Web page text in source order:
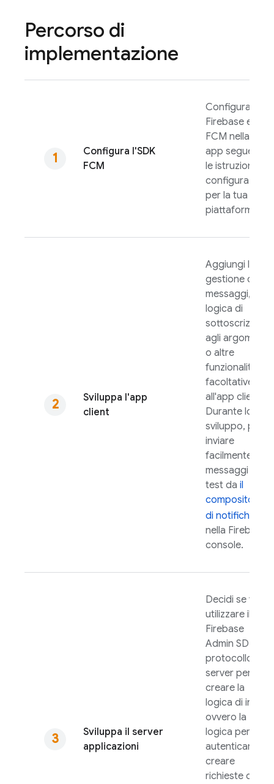
Percorso di
implementazione
Configura l'SDK
FCM
Configura
Firebase e
FCM nella tua
app seguendo
le istruzioni di
configurazione
per la tua
piattaforma.
Sviluppa l'app
client
Aggiungi la
gestione dei
messaggi, la
logica di
sottoscrizione
agli argomenti
o altre
funzionalità
facoltative
all'app client.
Durante lo
sviluppo, puoi
inviare
facilmente
messaggi di
test da il
compositore
di notifiche
nella Firebase
console.
Sviluppa il server
applicazioni
Decidi se vuoi
utilizzare il
Firebase
Admin SDK
protocollo
server per
creare la
logica di invio,
ovvero la
logica per
autenticare,
creare
richieste di